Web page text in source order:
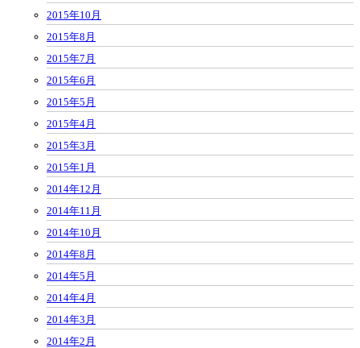
2015年10月
2015年8月
2015年7月
2015年6月
2015年5月
2015年4月
2015年3月
2015年1月
2014年12月
2014年11月
2014年10月
2014年8月
2014年5月
2014年4月
2014年3月
2014年2月